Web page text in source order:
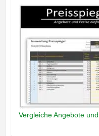
Vergleiche Angebote